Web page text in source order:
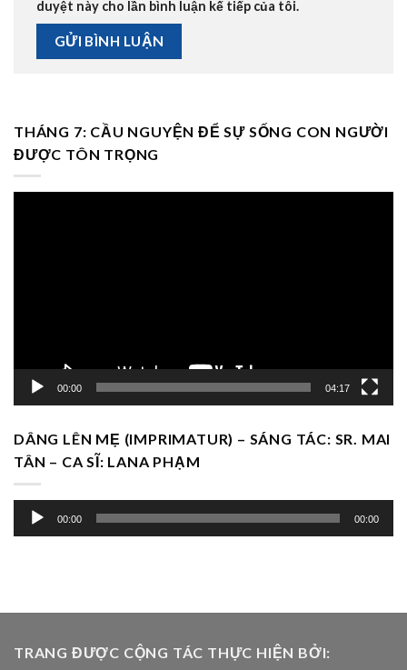
duyệt này cho lần bình luận kế tiếp của tôi.
THÁNG 7: CẦU NGUYỆN ĐỂ SỰ SỐNG CON NGƯỜI
ĐƯỢC TÔN TRỌNG
00:00 04:17
DÂNG LÊN MẸ (IMPRIMATUR) – SÁNG TÁC: SR. MAI
TÂN – CA SĨ: LANA PHẠM
Trình
chơi
00:00 00:00
TRANG ĐƯỢC CỘNG TÁC THỰC HIỆN BỞI: